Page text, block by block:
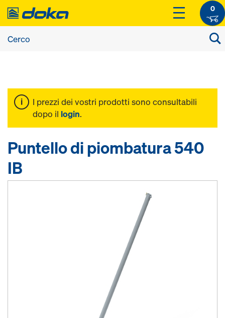
0
I prezzi dei vostri prodotti sono consultabili
dopo il login.
Puntello di piombatura 540
IB